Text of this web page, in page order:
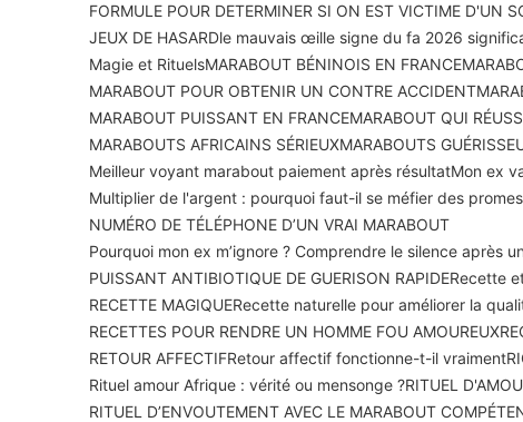
FORMULE POUR DETERMINER SI ON EST VICTIME D'UN
JEUX DE HASARDle mauvais œille signe du fa 2026
Magie et RituelsMARABOUT BÉNINOIS EN FRANCE
MARABOUT POUR OBTENIR UN CONTRE ACCIDENT
MARABOUT PUISSANT EN FRANCEMARABOUT QUI
MARABOUTS AFRICAINS SÉRIEUXMARABOUTS
Meilleur voyant marabout paiement après résultatMon ex
Multiplier de l'argent : pourquoi faut-il se méfier des
NUMÉRO DE TÉLÉPHONE D’UN VRAI MARABOUT
Pourquoi mon ex m’ignore ? Comprendre le silence après
PUISSANT ANTIBIOTIQUE DE GUERISON RAPIDERecette
RECETTE MAGIQUERecette naturelle pour améliorer la
RECETTES POUR RENDRE UN HOMME FOU AMOUREUX
RETOUR AFFECTIFRetour affectif fonctionne-t-il vraiment
Rituel amour Afrique : vérité ou mensonge ?RITUEL
RITUEL D’ENVOUTEMENT AVEC LE MARABOUT